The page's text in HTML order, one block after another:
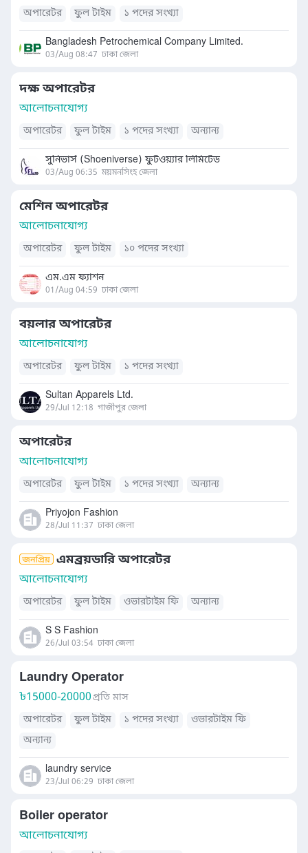
অপারেটর ফুল টাইম ১ পদের সংখ্যা
Bangladesh Petrochemical Company Limited.
03/Aug 08:47 ঢাকা জেলা
দক্ষ অপারেটর
আলোচনাযোগ্য
অপারেটর ফুল টাইম ১ পদের সংখ্যা অন্যান্য
সুনিভার্স (Shoeniverse) ফুটওয়্যার লিমিটেড
03/Aug 06:35 ময়মনসিংহ জেলা
মেশিন অপারেটর
আলোচনাযোগ্য
অপারেটর ফুল টাইম ১০ পদের সংখ্যা
এম.এম ফ্যাশন
01/Aug 04:59 ঢাকা জেলা
বয়লার অপারেটর
আলোচনাযোগ্য
অপারেটর ফুল টাইম ১ পদের সংখ্যা
Sultan Apparels Ltd.
29/Jul 12:18 গাজীপুর জেলা
অপারেটর
আলোচনাযোগ্য
অপারেটর ফুল টাইম ১ পদের সংখ্যা অন্যান্য
Priyojon Fashion
28/Jul 11:37 ঢাকা জেলা
এমব্রয়ডারি অপারেটর
আলোচনাযোগ্য
অপারেটর ফুল টাইম ওভারটাইম ফি অন্যান্য
S S Fashion
26/Jul 03:54 ঢাকা জেলা
Laundry Operator
৳15000-20000প্রতি মাস
অপারেটর
ফুল টাইম ১ পদের সংখ্যা
ওভারটাইম ফি
অন্যান্য
laundry service
23/Jul 06:29 ঢাকা জেলা
Boiler operator
আলোচনাযোগ্য